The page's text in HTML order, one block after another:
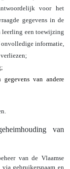
voor het
gegevens in de
leerling een toewijzing
onvolledige informatie,
van andere
van
van de Vlaamse
gebruikersnaam en